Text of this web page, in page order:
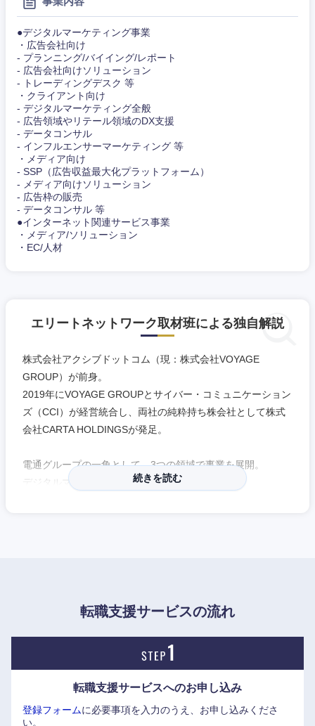
●デジタルマーケティング事業
・広告会社向け
- プランニング/バイイング/レポート
- 広告会社向けソリューション
- トレーディングデスク 等
・クライアント向け
- デジタルマーケティング全般
- 広告領域やリテール領域のDX支援
- データコンサル
- インフルエンサーマーケティング 等
・メディア向け
- SSP（広告収益最大化プラットフォーム）
- メディア向けソリューション
- 広告枠の販売
- データコンサル 等
●インターネット関連サービス事業
・メディア/ソリューション
・EC/人材
エリートネットワーク取材班による独自解説
株式会社アクシブドットコム（現：株式会社VOYAGE
GROUP）が前身。
2019年にVOYAGE GROUPとサイバー・コミュニケーション
ズ（CCI）が経営統合し、両社の純粋持ち株会社として株式
会社CARTA HOLDINGSが発足。
電通グループの一角として、3つの領域で事業を展開。
デジタルマーケティング事業続きを読む
転職支援サービスの流れ
転職支援サービスへのお申し込み
登録フォームに必要事項を入力のうえ、お申し込みくださ
い。
中国・四国地方
岡山県
高知県